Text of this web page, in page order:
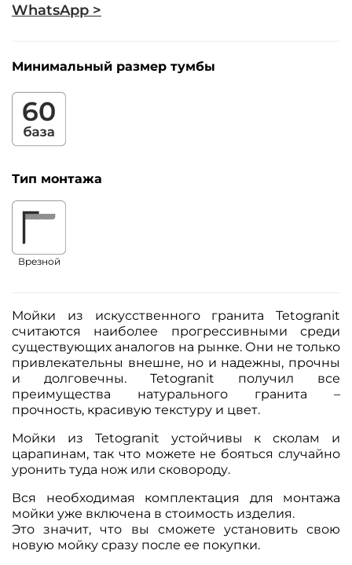
WhatsApp >
Минимальный размер тумбы
Тип монтажа
Врезной
Мойки из искусственного гранита Tetogranit
считаются наиболее прогрессивными среди
существующих аналогов на рынке. Они не только
привлекательны внешне, но и надежны, прочны
и долговечны. Tetogranit получил все
преимущества натурального гранита –
прочность, красивую текстуру и цвет.
Мойки из Tetogranit устойчивы к сколам и
царапинам, так что можете не бояться случайно
уронить туда нож или сковороду.
Вся необходимая комплектация для монтажа
мойки уже включена в стоимость изделия.
Это значит, что вы сможете установить свою
новую мойку сразу после ее покупки.